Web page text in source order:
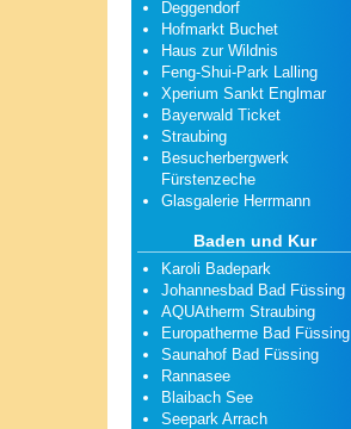
Deggendorf
Hofmarkt Buchet
Haus zur Wildnis
Feng-Shui-Park Lalling
Xperium Sankt Englmar
Bayerwald Ticket
Straubing
Besucherbergwerk
Fürstenzeche
Glasgalerie Herrmann
Baden und Kur
Karoli Badepark
Johannesbad Bad Füssing
AQUAtherm Straubing
Europatherme Bad Füssing
Saunahof Bad Füssing
Rannasee
Blaibach See
Seepark Arrach